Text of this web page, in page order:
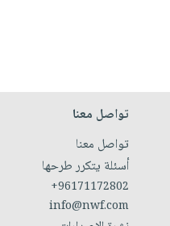
تواصل معنا
تواصل معنا
أسئلة يتكرر طرحها
+96171172802
info@nwf.com